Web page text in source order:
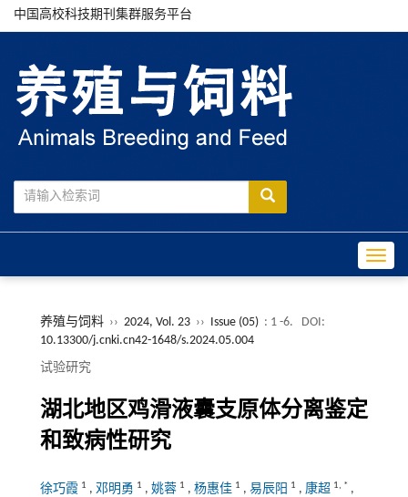
中国高校科技期刊集群服务平台
养殖与饲料 ›› 2024, Vol. 23 ›› Issue (05) : 1 -6.
DOI:
10.13300/j.cnki.cn42-1648/s.2024.05.004
试验研究
湖北地区鸡滑液囊支原体分离鉴定
和致病性研究
徐巧霞 1 , 邓明勇 1 , 姚蓉 1 , 杨惠佳 1 , 易辰阳 1 , 康超 1, * ,